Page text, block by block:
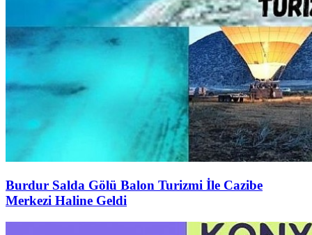
Burdur Salda Gölü Balon Turizmi İle Cazibe
Merkezi Haline Geldi